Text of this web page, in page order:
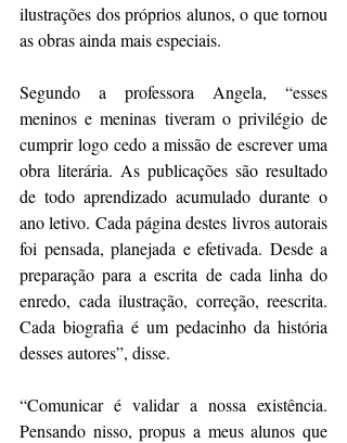
ilustrações dos próprios alunos, o que tornou
as obras ainda mais especiais.
Segundo a professora Angela, “esses
meninos e meninas tiveram o privilégio de
cumprir logo cedo a missão de escrever uma
obra literária. As publicações são resultado
de todo aprendizado acumulado durante o
ano letivo. Cada página destes livros autorais
foi pensada, planejada e efetivada. Desde a
preparação para a escrita de cada linha do
enredo, cada ilustração, correção, reescrita.
Cada biografia é um pedacinho da história
desses autores”, disse.
“Comunicar é validar a nossa existência.
Pensando nisso, propus a meus alunos que